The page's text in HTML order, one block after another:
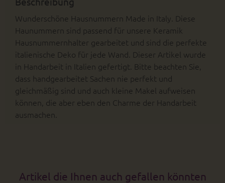
Wunderschöne Hausnummern Made in Italy. Diese
Haunummern sind passend für unsere Keramik
Hausnummernhalter gearbeitet und sind die perfekte
italienische Deko für jede Wand. Dieser Artikel wurde
in Handarbeit in Italien gefertigt. Bitte beachten Sie,
dass handgearbeitet Sachen nie perfekt und
gleichmäßig sind und auch kleine Makel aufweisen
können, die aber eben den Charme der Handarbeit
ausmachen.
Artikel die Ihnen auch gefallen könnten